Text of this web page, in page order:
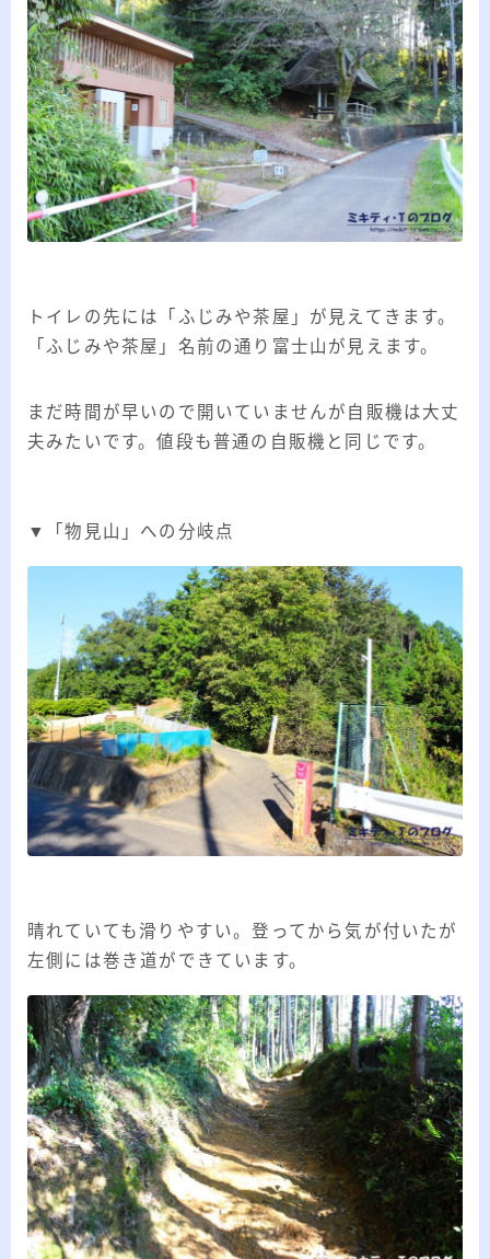
トイレの先には「ふじみや茶屋」が見えてきます。
「ふじみや茶屋」名前の通り富士山が見えます。
まだ時間が早いので開いていませんが自販機は大丈
夫みたいです。値段も普通の自販機と同じです。
▼「物見山」への分岐点
晴れていても滑りやすい。登ってから気が付いたが
左側には巻き道ができています。